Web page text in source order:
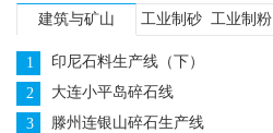
建筑与矿山 工业制砂 工业制粉
1 印尼石料生产线（下）
2
大连小平岛碎石线
3
滕州连银山碎石生产线